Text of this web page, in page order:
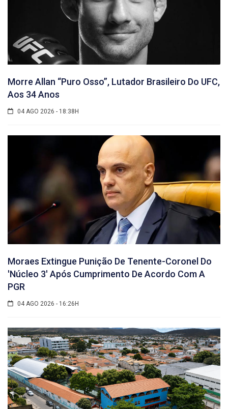
Morre Allan “Puro Osso”, Lutador Brasileiro Do UFC,
Aos 34 Anos
04 AGO 2026 - 18:38H
Moraes Extingue Punição De Tenente-Coronel Do
'núcleo 3' Após Cumprimento De Acordo Com A
PGR
04 AGO 2026 - 16:26H